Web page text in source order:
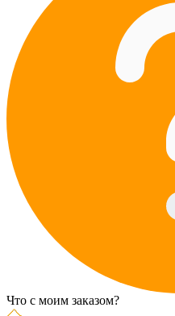
Что с моим заказом?